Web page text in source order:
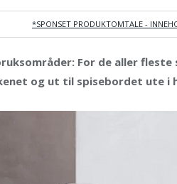
*SPONSET PRODUKTOMTALE -
For de aller
og ut til spisebordet ute i